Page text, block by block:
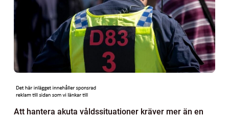
Att hantera akuta våldssituationer kräver mer än en